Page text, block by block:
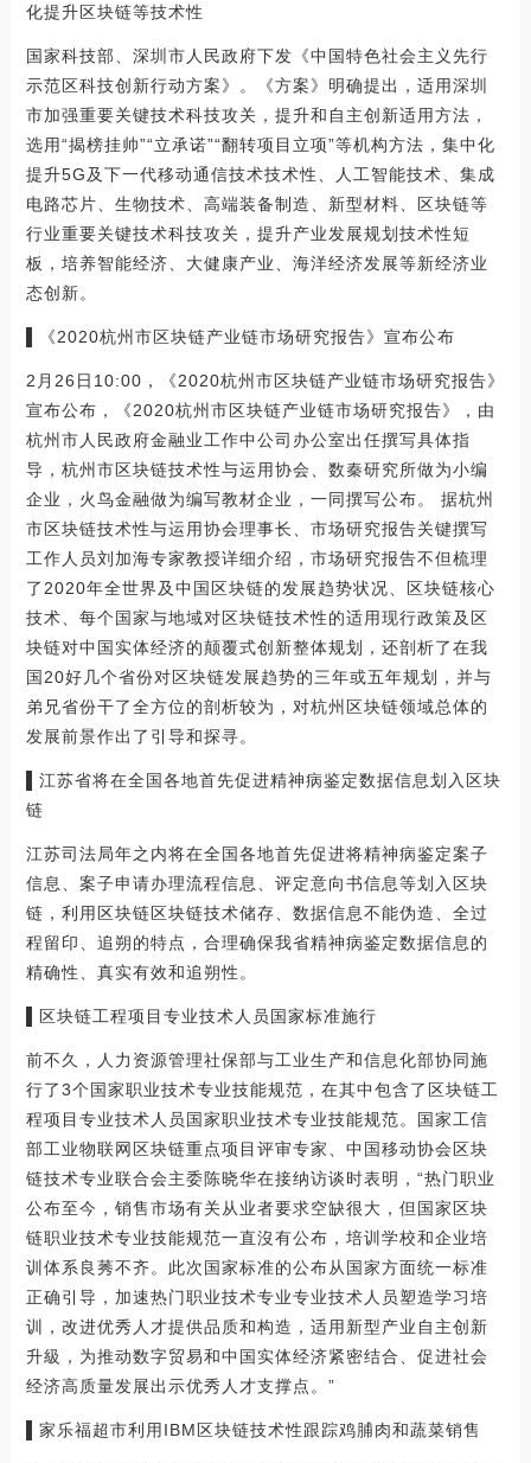
化提升区块链等技术性
国家科技部、深圳市人民政府下发《中国特色社会主义先行
示范区科技创新行动方案》。《方案》明确提出，适用深圳
市加强重要关键技术科技攻关，提升和自主创新适用方法，
选用“揭榜挂帅”“立承诺”“翻转项目立项”等机构方法，集中化
提升5G及下一代移动通信技术技术性、人工智能技术、集成
电路芯片、生物技术、高端装备制造、新型材料、区块链等
行业重要关键技术科技攻关，提升产业发展规划技术性短
板，培养智能经济、大健康产业、海洋经济发展等新经济业
态创新。
▌《2020杭州市区块链产业链市场研究报告》宣布公布
2月26日10:00，《2020杭州市区块链产业链市场研究报告》
宣布公布，《2020杭州市区块链产业链市场研究报告》，由
杭州市人民政府金融业工作中公司办公室出任撰写具体指
导，杭州市区块链技术性与运用协会、数秦研究所做为小编
企业，火鸟金融做为编写教材企业，一同撰写公布。 据杭州
市区块链技术性与运用协会理事长、市场研究报告关键撰写
工作人员刘加海专家教授详细介绍，市场研究报告不但梳理
了2020年全世界及中国区块链的发展趋势状况、区块链核心
技术、每个国家与地域对区块链技术性的适用现行政策及区
块链对中国实体经济的颠覆式创新整体规划，还剖析了在我
国20好几个省份对区块链发展趋势的三年或五年规划，并与
弟兄省份干了全方位的剖析较为，对杭州区块链领域总体的
发展前景作出了引导和探寻。
▌江苏省将在全国各地首先促进精神病鉴定数据信息划入区块
链
江苏司法局年之内将在全国各地首先促进将精神病鉴定案子
信息、案子申请办理流程信息、评定意向书信息等划入区块
链，利用区块链区块链技术储存、数据信息不能伪造、全过
程留印、追朔的特点，合理确保我省精神病鉴定数据信息的
精确性、真实有效和追朔性。
▌区块链工程项目专业技术人员国家标准施行
前不久，人力资源管理社保部与工业生产和信息化部协同施
行了3个国家职业技术专业技能规范，在其中包含了区块链工
程项目专业技术人员国家职业技术专业技能规范。国家工信
部工业物联网区块链重点项目评审专家、中国移动协会区块
链技术专业联合会主委陈晓华在接纳访谈时表明，“热门职业
公布至今，销售市场有关从业者要求空缺很大，但国家区块
链职业技术专业技能规范一直沒有公布，培训学校和企业培
训体系良莠不齐。此次国家标准的公布从国家方面统一标准
正确引导，加速热门职业技术专业专业技术人员塑造学习培
训，改进优秀人才提供品质和构造，适用新型产业自主创新
升級，为推动数字贸易和中国实体经济紧密结合、促进社会
经济高质量发展出示优秀人才支撑点。”
▌家乐福超市利用IBM区块链技术性跟踪鸡脯肉和蔬菜销售